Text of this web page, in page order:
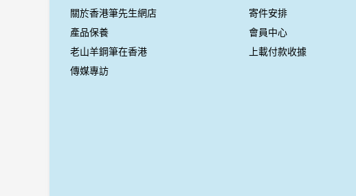
關於香港筆先生網店
產品保養
老山羊鋼筆在香港
傳媒專訪
寄件安排
會員中心
上載付款收據